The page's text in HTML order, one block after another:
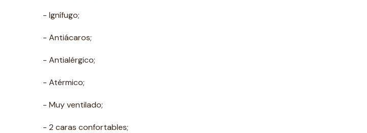
- Ignífugo;
- Antiácaros;
- Antialérgico;
- Atérmico;
- Muy ventilado;
- 2 caras confortables;